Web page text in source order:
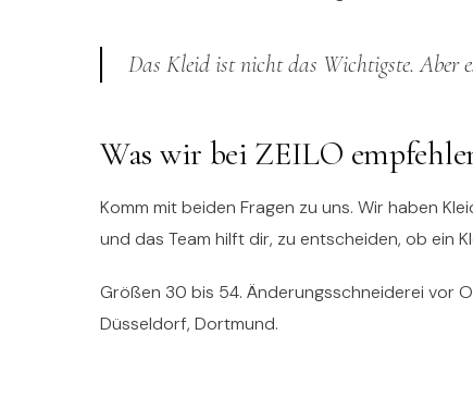
Das Kleid ist nicht das Wichtigste. Aber
Was wir bei ZEILO
Komm mit beiden Fragen zu uns. Wir haben
und das Team hilft dir, zu entscheiden, ob ein
Größen 30 bis 54. Änderungsschneiderei vor
Düsseldorf, Dortmund.